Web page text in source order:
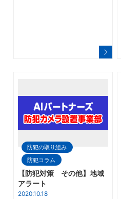
防犯の取り組み
防犯コラム
【防犯対策 その他】地域
アラート
2020.10.18